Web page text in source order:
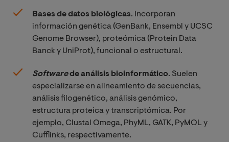
Bases de datos biológicas. Incorporan
información genética (GenBank, Ensembl y UCSC
Genome Browser), proteómica (Protein Data
Banck y UniProt), funcional o estructural.
Software de análisis bioinformático. Suelen
especializarse en alineamiento de secuencias,
análisis filogenético, análisis genómico,
estructura proteica y transcriptómica. Por
ejemplo, Clustal Omega, PhyML, GATK, PyMOL y
Cufflinks, respectivamente.